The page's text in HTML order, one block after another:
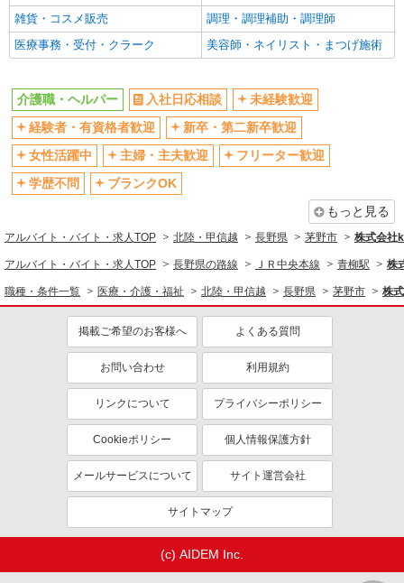
雑貨・コスメ販売
調理・調理補助・調理師
医療事務・受付・クラーク
美容師・ネイリスト・まつげ施術
介護職・ヘルパー 入社日応相談
未経験歓迎
経験者・有資格者歓迎
新卒・第二新卒歓迎
女性活躍中
主婦・主夫歓迎
フリーター歓迎
学歴不問
ブランクOK
もっと見る
アルバイト・バイト・求人TOP 北陸・甲信越 長野県 茅野市 株式会社
アルバイト・バイト・求人TOP 長野県の路線 ＪＲ中央本線 青柳駅 株
職種・条件一覧 医療・介護・福祉 北陸・甲信越 長野県 茅野市 株
掲載ご希望のお客様へ よくある質問
お問い合わせ 利用規約
リンクについて プライバシーポリシー
Cookieポリシー 個人情報保護方針
メールサービスについて サイト運営会社
サイトマップ
(c) AIDEM Inc.